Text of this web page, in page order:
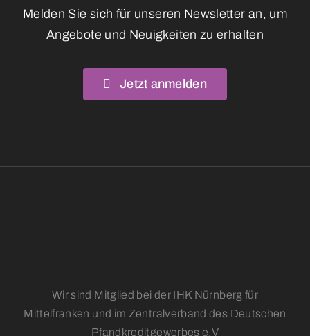
Melden Sie sich für unseren Newsletter an, um
Angebote und Neuigkeiten zu erhalten
Jetzt anmelden
Wir sind Mitglied bei der IHK Nürnberg für
Mittelfranken und im Zentralverband des Deutschen
Pfandkreditgewerbes e.V